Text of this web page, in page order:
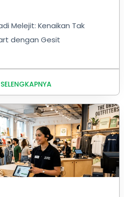
Melejit: Kenaikan Tak
dengan Gesit